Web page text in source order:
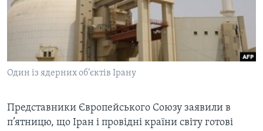
ІСТОРІЇ УСПІХУ УКРАЇНЦІВ
ТЕЛЕПРОГРАМИ
ЧАС-TIME
ВІКНО В АМЕРИКУ
ПРАЙМ-ТАЙМ
ENGLISH
Learning English
МИ В СОЦМЕРЕЖАХ
Один із ядерних об’єктів Ірану
Представники Європейського Союзу заявили в
п’ятницю, що Іран і провідні країни світу готові